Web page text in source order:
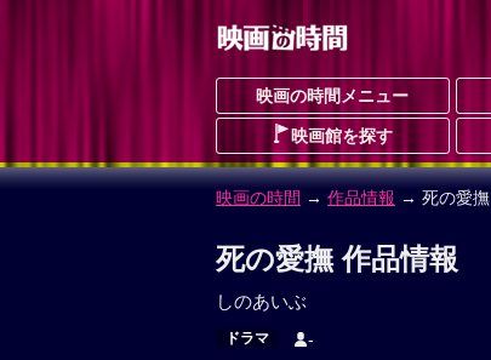
映画の時間メニュー
映画館を探す
映画の時間 → 作品情報 → 死の愛撫
死の愛撫 作品情報
しのあいぶ
ドラマ -